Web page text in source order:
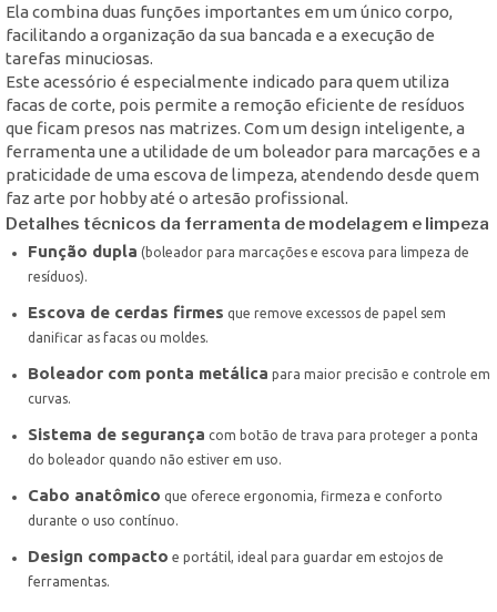
Ela combina duas funções importantes em um único corpo,
facilitando a organização da sua bancada e a execução de
tarefas minuciosas.
Este acessório é especialmente indicado para quem utiliza
facas de corte, pois permite a remoção eficiente de resíduos
que ficam presos nas matrizes. Com um design inteligente, a
ferramenta une a utilidade de um boleador para marcações e a
praticidade de uma escova de limpeza, atendendo desde quem
faz arte por hobby até o artesão profissional.
Detalhes técnicos da ferramenta de modelagem e limpeza
Função dupla (boleador para marcações e escova para limpeza de
resíduos).
Escova de cerdas firmes que remove excessos de papel sem
danificar as facas ou moldes.
Boleador com ponta metálica para maior precisão e controle em
curvas.
Sistema de segurança com botão de trava para proteger a ponta
do boleador quando não estiver em uso.
Cabo anatômico que oferece ergonomia, firmeza e conforto
durante o uso contínuo.
Design compacto e portátil, ideal para guardar em estojos de
ferramentas.